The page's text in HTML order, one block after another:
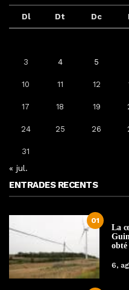
Dl Dt Dc
3 4 5
10 11 12
17 18 19
24 25 26
31
« jul.
ENTRADES RECENTS
01
La
obté
6,